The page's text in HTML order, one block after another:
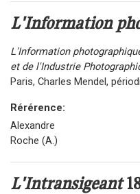
L'Information
L'Information
et de l'Industrie
Paris, Charles Mendel,
Rérérence:
Alexandre
Roche (A.)
L'Intransigeant